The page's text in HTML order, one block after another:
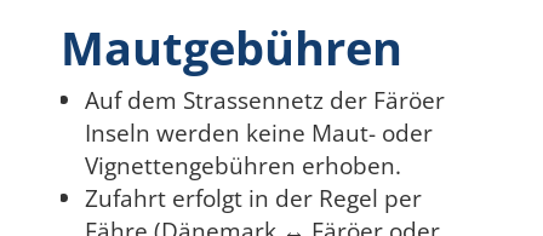
Mautgebühren
Auf dem Strassennetz der Färöer
Inseln werden keine Maut- oder
Vignettengebühren erhoben.
Zufahrt erfolgt in der Regel per